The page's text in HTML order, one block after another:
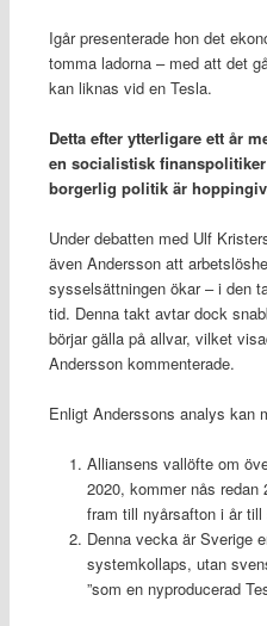
Igår presenterade hon det
tomma ladorna – med att det
kan liknas vid en Tesla.
Detta efter ytterligare ett år
en socialistisk
borgerlig politik är
Under debatten med Ulf
även Andersson att
sysselsättningen ökar – i den
tid. Denna takt avtar dock
börjar gälla på allvar, vilket
Andersson kommenterade.
Enligt Anderssons analys kan
Alliansens vallöfte om
2020, kommer nås
fram till nyårsafton i år till
Denna vecka är Sverige
systemkollaps, utan
”som en nyproducerad